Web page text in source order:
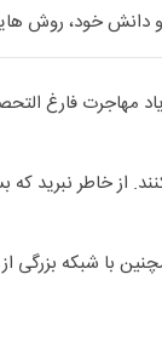
و دانش خود، روش
به تراکم زیاد
از خاطر نبرید که
با شبکه بزرگی